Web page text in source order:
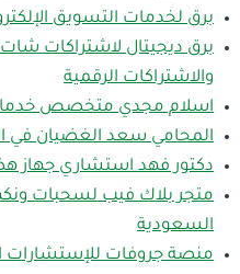
برق لخدمات التسويق
برق ديجيتال لاشتراكات
والاشتراكات الرقمية
اسلام مجدي متخصص
المحامي سعد الغضيان في
دكتور فهد استشاري جهاز
متجر بلاك فيب لسحبات
السعودية
منصة جروفات للإستشارات